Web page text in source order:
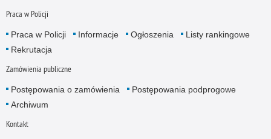
Praca w Policji
Praca w Policji Informacje Ogłoszenia
Listy rankingowe
Rekrutacja
Zamówienia publiczne
Postępowania o zamówienia
Postępowania podprogowe
Archiwum
Kontakt